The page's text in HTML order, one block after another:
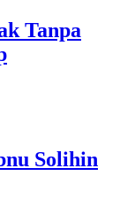
Tanpa
Solihin